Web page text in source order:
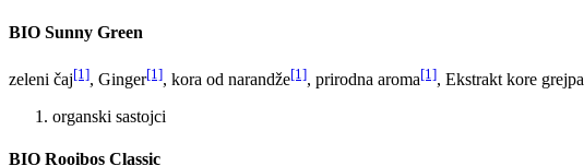
BIO Sunny Green
zeleni čaj[1], Ginger[1], kora od narandže[1], prirodna aroma[1], Ekstrakt kore grejpa
organski sastojci
BIO Rooibos Classic